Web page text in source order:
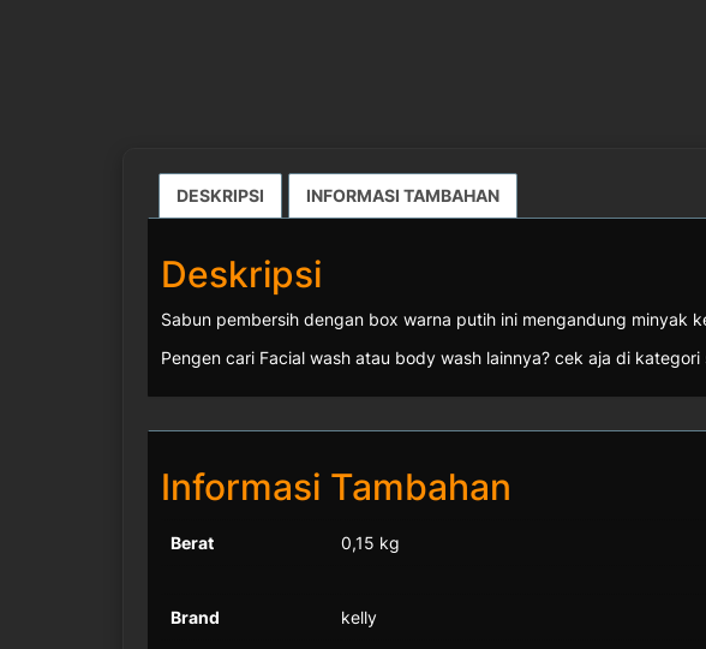
DESKRIPSI INFORMASI TAMBAHAN
Deskripsi
Sabun pembersih dengan box warna putih ini mengandung minyak
Pengen cari Facial wash atau body wash lainnya? cek aja di
Informasi Tambahan
Berat 0,15 kg
Brand kelly